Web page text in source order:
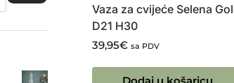
Vaza za cvijeće Selena
D21 H30
39,95€ sa PDV